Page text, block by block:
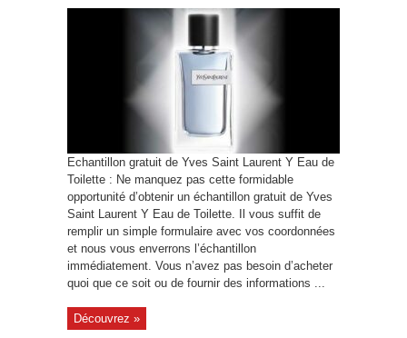
Echantillon gratuit de Yves Saint Laurent Y Eau de
Toilette : Ne manquez pas cette formidable
opportunité d’obtenir un échantillon gratuit de Yves
Saint Laurent Y Eau de Toilette. Il vous suffit de
remplir un simple formulaire avec vos coordonnées
et nous vous enverrons l’échantillon
immédiatement. Vous n’avez pas besoin d’acheter
quoi que ce soit ou de fournir des informations ...
Découvrez »